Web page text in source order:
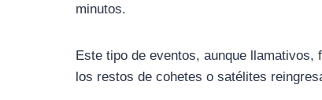
minutos.
Este tipo de eventos, aunque llamativos,
los restos de cohetes o satélites